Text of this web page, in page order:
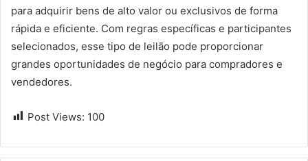
para adquirir bens de alto valor ou exclusivos de forma
rápida e eficiente. Com regras específicas e participantes
selecionados, esse tipo de leilão pode proporcionar
grandes oportunidades de negócio para compradores e
vendedores.
Post Views: 100